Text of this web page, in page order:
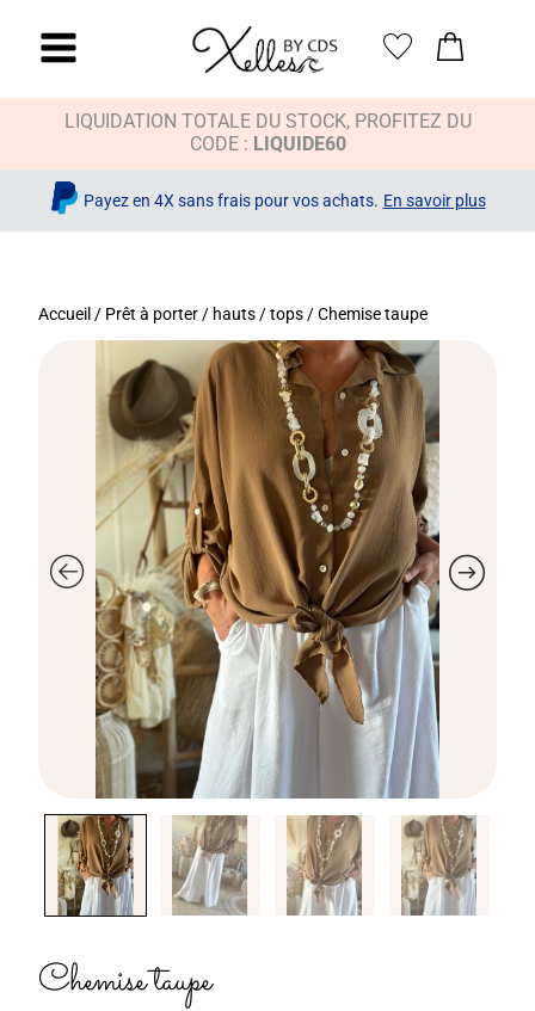
LIQUIDATION TOTALE DU STOCK, PROFITEZ DU
CODE : LIQUIDE60
Payez en 4X sans frais pour vos achats. En savoir plus
Accueil / Prêt à porter / hauts / tops / Chemise taupe
Chemise taupe